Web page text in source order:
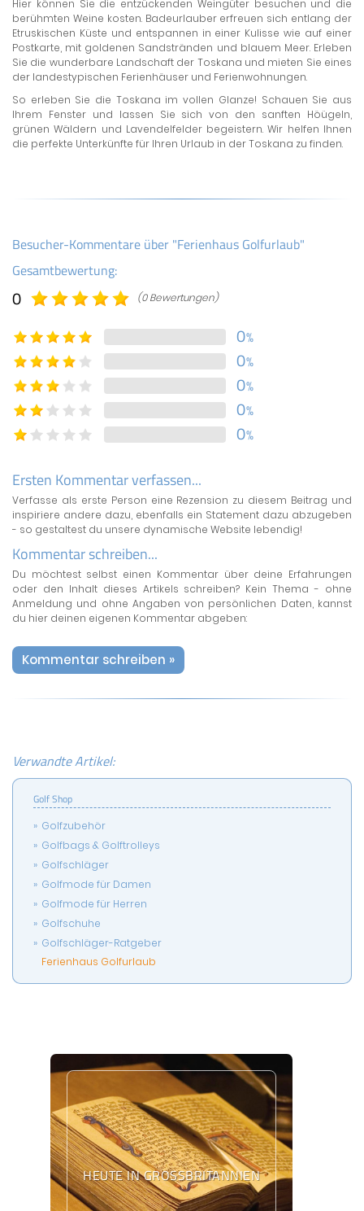
Hier können Sie die entzückenden Weingüter besuchen und die
berühmten Weine kosten. Badeurlauber erfreuen sich entlang der
Etruskischen Küste und entspannen in einer Kulisse wie auf einer
Postkarte, mit goldenen Sandstränden und blauem Meer. Erleben
Sie die wunderbare Landschaft der Toskana und mieten Sie eines
der landestypischen Ferienhäuser und Ferienwohnungen.
So erleben Sie die Toskana im vollen Glanze! Schauen Sie aus
Ihrem Fenster und lassen Sie sich von den sanften Höügeln,
grünen Wäldern und Lavendelfelder begeistern. Wir helfen Ihnen
die perfekte Unterkünfte für Ihren Urlaub in der Toskana zu finden.
Besucher-Kommentare über "Ferienhaus Golfurlaub"
Gesamtbewertung:
0 (0 Bewertungen)
0%
0%
0%
0%
0%
Ersten Kommentar verfassen...
Verfasse als erste Person eine Rezension zu diesem Beitrag und
inspiriere andere dazu, ebenfalls ein Statement dazu abzugeben
- so gestaltest du unsere dynamische Website lebendig!
Kommentar schreiben...
Du möchtest selbst einen Kommentar über deine Erfahrungen
oder den Inhalt dieses Artikels schreiben? Kein Thema - ohne
Anmeldung und ohne Angaben von persönlichen Daten, kannst
du hier deinen eigenen Kommentar abgeben:
Kommentar schreiben »
Verwandte Artikel:
Golf Shop
Golfzubehör
Golfbags & Golftrolleys
Golfschläger
Golfmode für Damen
Golfmode für Herren
Golfschuhe
Golfschläger-Ratgeber
Ferienhaus Golfurlaub
HEUTE IN GROSSBRITANNIEN